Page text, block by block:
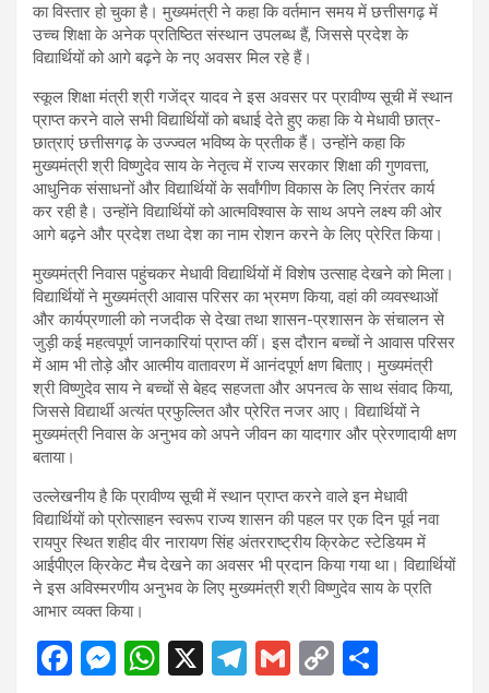
का विस्तार हो चुका है। मुख्यमंत्री ने कहा कि वर्तमान समय में छत्तीसगढ़ में
उच्च शिक्षा के अनेक प्रतिष्ठित संस्थान उपलब्ध हैं, जिससे प्रदेश के
विद्यार्थियों को आगे बढ़ने के नए अवसर मिल रहे हैं।
स्कूल शिक्षा मंत्री श्री गजेंद्र यादव ने इस अवसर पर प्रावीण्य सूची में स्थान
प्राप्त करने वाले सभी विद्यार्थियों को बधाई देते हुए कहा कि ये मेधावी छात्र-
छात्राएं छत्तीसगढ़ के उज्ज्वल भविष्य के प्रतीक हैं। उन्होंने कहा कि
मुख्यमंत्री श्री विष्णुदेव साय के नेतृत्व में राज्य सरकार शिक्षा की गुणवत्ता,
आधुनिक संसाधनों और विद्यार्थियों के सर्वांगीण विकास के लिए निरंतर कार्य
कर रही है। उन्होंने विद्यार्थियों को आत्मविश्वास के साथ अपने लक्ष्य की ओर
आगे बढ़ने और प्रदेश तथा देश का नाम रोशन करने के लिए प्रेरित किया।
मुख्यमंत्री निवास पहुंचकर मेधावी विद्यार्थियों में विशेष उत्साह देखने को मिला।
विद्यार्थियों ने मुख्यमंत्री आवास परिसर का भ्रमण किया, वहां की व्यवस्थाओं
और कार्यप्रणाली को नजदीक से देखा तथा शासन-प्रशासन के संचालन से
जुड़ी कई महत्वपूर्ण जानकारियां प्राप्त कीं। इस दौरान बच्चों ने आवास परिसर
में आम भी तोड़े और आत्मीय वातावरण में आनंदपूर्ण क्षण बिताए। मुख्यमंत्री
श्री विष्णुदेव साय ने बच्चों से बेहद सहजता और अपनत्व के साथ संवाद किया,
जिससे विद्यार्थी अत्यंत प्रफुल्लित और प्रेरित नजर आए। विद्यार्थियों ने
मुख्यमंत्री निवास के अनुभव को अपने जीवन का यादगार और प्रेरणादायी क्षण
बताया।
उल्लेखनीय है कि प्रावीण्य सूची में स्थान प्राप्त करने वाले इन मेधावी
विद्यार्थियों को प्रोत्साहन स्वरूप राज्य शासन की पहल पर एक दिन पूर्व नवा
रायपुर स्थित शहीद वीर नारायण सिंह अंतरराष्ट्रीय क्रिकेट स्टेडियम में
आईपीएल क्रिकेट मैच देखने का अवसर भी प्रदान किया गया था। विद्यार्थियों
ने इस अविस्मरणीय अनुभव के लिए मुख्यमंत्री श्री विष्णुदेव साय के प्रति
आभार व्यक्त किया।
F
M W X
T
G
C